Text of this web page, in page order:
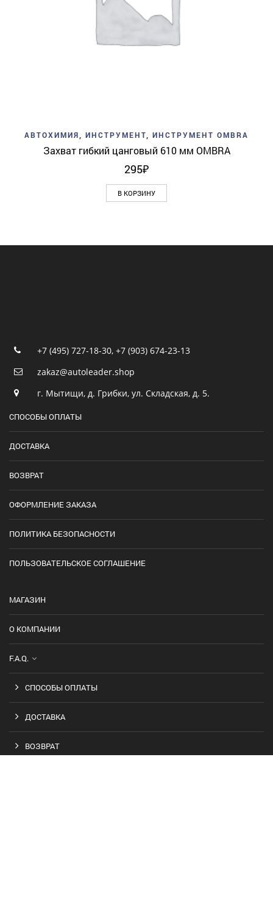
АВТОХИМИЯ, ИНСТРУМЕНТ, ИНСТРУМЕНТ OMBRA
Захват гибкий цанговый 610 мм OMBRA
295₽
В КОРЗИНУ
+7 (495) 727-18-30, +7 (903) 674-23-13
zakaz@autoleader.shop
г. Мытищи, д. Грибки, ул. Складская, д. 5.
СПОСОБЫ ОПЛАТЫ
ДОСТАВКА
ВОЗВРАТ
ОФОРМЛЕНИЕ ЗАКАЗА
ПОЛИТИКА БЕЗОПАСНОСТИ
ПОЛЬЗОВАТЕЛЬСКОЕ СОГЛАШЕНИЕ
МАГАЗИН
О КОМПАНИИ
F.A.Q.
СПОСОБЫ ОПЛАТЫ
ДОСТАВКА
ВОЗВРАТ